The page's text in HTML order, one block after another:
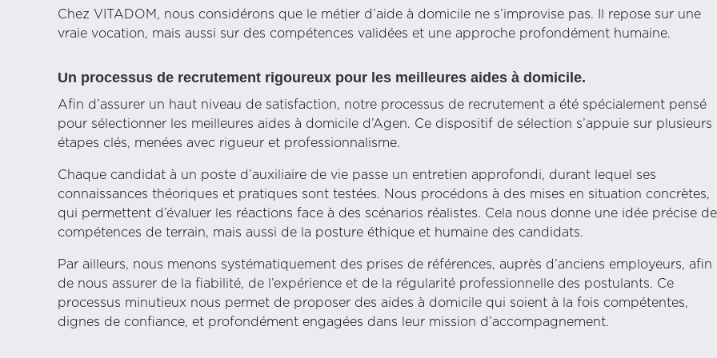
Chez VITADOM, nous considérons que le métier d’aide à domicile ne s’improvise pas. Il repose sur une
vraie vocation, mais aussi sur des compétences validées et une approche profondément humaine.
Un processus de recrutement rigoureux pour les meilleures aides à domicile.
Afin d’assurer un haut niveau de satisfaction, notre processus de recrutement a été spécialement pensé
pour sélectionner les meilleures aides à domicile d’Agen. Ce dispositif de sélection s’appuie sur plusieurs
étapes clés, menées avec rigueur et professionnalisme.
Chaque candidat à un poste d’auxiliaire de vie passe un entretien approfondi, durant lequel ses
connaissances théoriques et pratiques sont testées. Nous procédons à des mises en situation concrètes,
qui permettent d’évaluer les réactions face à des scénarios réalistes. Cela nous donne une idée précise
compétences de terrain, mais aussi de la posture éthique et humaine des candidats.
Par ailleurs, nous menons systématiquement des prises de références, auprès d’anciens employeurs, afin
de nous assurer de la fiabilité, de l’expérience et de la régularité professionnelle des postulants. Ce
processus minutieux nous permet de proposer des aides à domicile qui soient à la fois compétentes,
dignes de confiance, et profondément engagées dans leur mission d’accompagnement.